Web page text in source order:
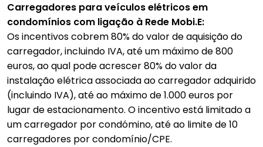
Carregadores para veículos elétricos em
condomínios com ligação à Rede Mobi.E:
Os incentivos cobrem 80% do valor de aquisição do
carregador, incluindo IVA, até um máximo de 800
euros, ao qual pode acrescer 80% do valor da
instalação elétrica associada ao carregador adquirido
(incluindo IVA), até ao máximo de 1.000 euros por
lugar de estacionamento. O incentivo está limitado a
um carregador por condómino, até ao limite de 10
carregadores por condomínio/CPE.